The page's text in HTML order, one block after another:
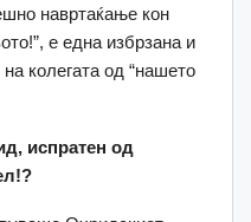
навртаќање кон
е една избрзана и
колегата од “нашето
испратен од